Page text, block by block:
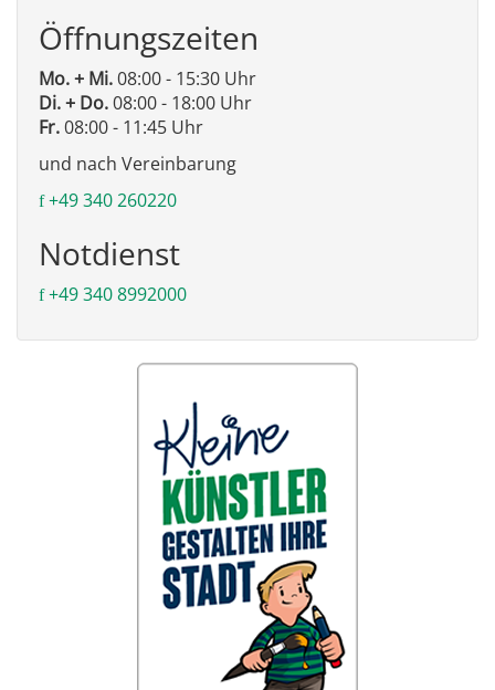
Öffnungszeiten
Mo. + Mi.08:00 - 15:30 Uhr
Di. + Do.08:00 - 18:00 Uhr
Fr.08:00 - 11:45 Uhr
und nach Vereinbarung
+49 340 260220
Notdienst
+49 340 8992000